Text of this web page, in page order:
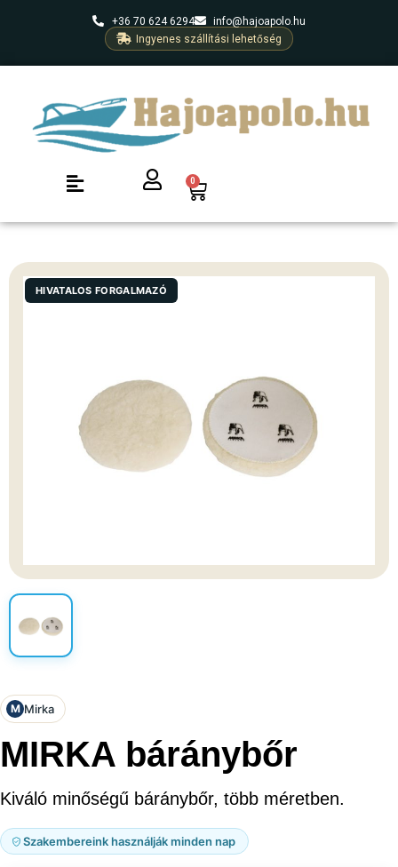
+36 70 624 6294
info@hajoapolo.hu
Ingyenes szállítási lehetőség
0
HIVATALOS FORGALMAZÓ
M Mirka
MIRKA báránybőr
Kiváló minőségű báránybőr, több méretben.
Szakembereink használják minden nap